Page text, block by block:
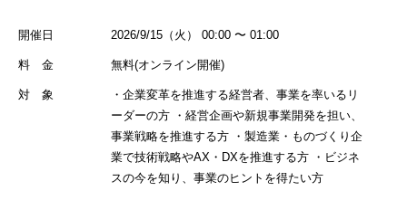
開催日 2026/9/15（火） 00:00 〜 01:00
料 金 無料(オンライン開催)
対 象
・企業変革を推進する経営者、事業を率いるリ
ーダーの方 ・経営企画や新規事業開発を担い、
事業戦略を推進する方 ・製造業・ものづくり企
業で技術戦略やAX・DXを推進する方 ・ビジネ
スの今を知り、事業のヒントを得たい方